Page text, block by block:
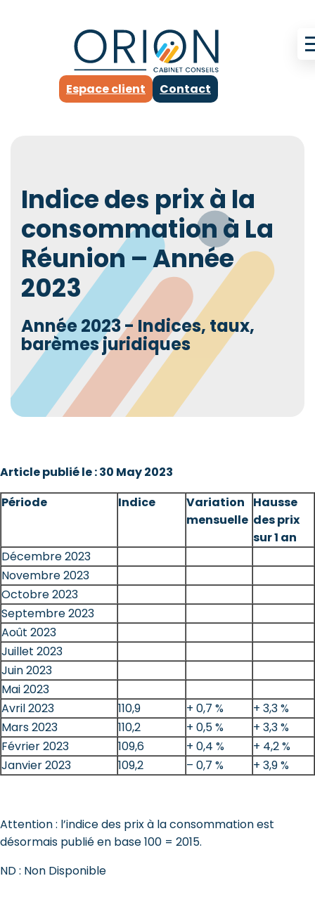
Espace client Contact
Indice des prix à la
consommation à La
Réunion – Année
2023
Année 2023 - Indices, taux,
barèmes juridiques
Article publié le : 30 May 2023
Période
Indice
Variation
mensuelle
Hausse
des prix
sur 1 an
Décembre 2023
Novembre 2023
Octobre 2023
Septembre 2023
Août 2023
Juillet 2023
Juin 2023
Mai 2023
Avril 2023
110,9 + 0,7 %
+ 3,3 %
Mars 2023
110,2 + 0,5 %
+ 3,3 %
Février 2023
109,6 + 0,4 %
+ 4,2 %
Janvier 2023
109,2 – 0,7 % + 3,9 %
Attention : l’indice des prix à la consommation est
désormais publié en base 100 = 2015.
ND : Non Disponible